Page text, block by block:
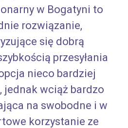
w Bogatyni to
rozwiązanie,
się dobrą
przesyłania
nieco bardziej
jednak wciąż bardzo
na swobodne i w
korzystanie ze